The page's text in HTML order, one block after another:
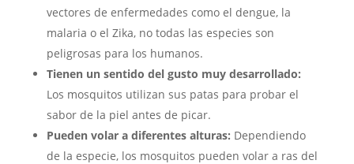
vectores de enfermedades como el dengue, la
malaria o el Zika, no todas las especies son
peligrosas para los humanos.
Tienen un sentido del gusto muy desarrollado:
Los mosquitos utilizan sus patas para probar el
sabor de la piel antes de picar.
Pueden volar a diferentes alturas: Dependiendo
de la especie, los mosquitos pueden volar a ras del